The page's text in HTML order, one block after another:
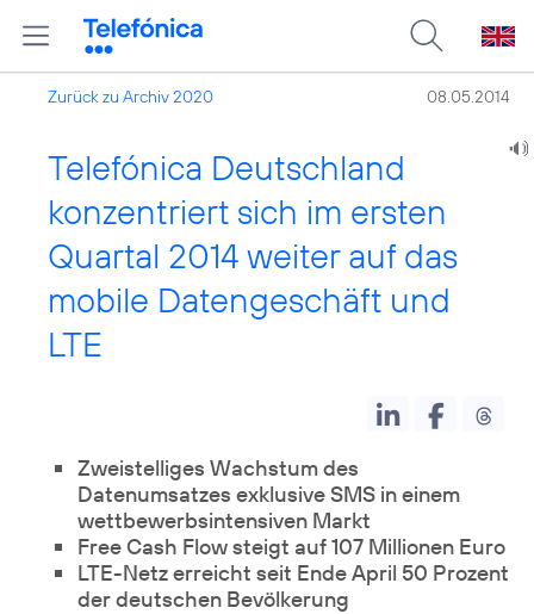
Zurück zu Archiv 2020 08.05.2014
Telefónica Deutschland
konzentriert sich im ersten
Quartal 2014 weiter auf das
mobile Datengeschäft und
LTE
Zweistelliges Wachstum des
Datenumsatzes exklusive SMS in einem
wettbewerbsintensiven Markt
Free Cash Flow steigt auf 107 Millionen Euro
LTE-Netz erreicht seit Ende April 50 Prozent
der deutschen Bevölkerung